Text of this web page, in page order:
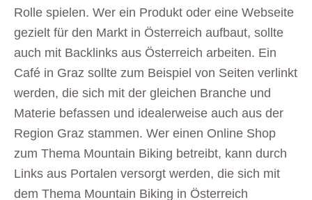
Rolle spielen. Wer ein Produkt oder eine Webseite
gezielt für den Markt in Österreich aufbaut, sollte
auch mit Backlinks aus Österreich arbeiten. Ein
Café in Graz sollte zum Beispiel von Seiten verlinkt
werden, die sich mit der gleichen Branche und
Materie befassen und idealerweise auch aus der
Region Graz stammen. Wer einen Online Shop
zum Thema Mountain Biking betreibt, kann durch
Links aus Portalen versorgt werden, die sich mit
dem Thema Mountain Biking in Österreich